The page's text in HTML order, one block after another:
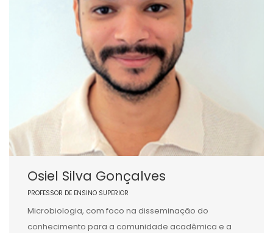
Osiel Silva Gonçalves
PROFESSOR DE ENSINO SUPERIOR
Microbiologia, com foco na disseminação do
conhecimento para a comunidade acadêmica e a